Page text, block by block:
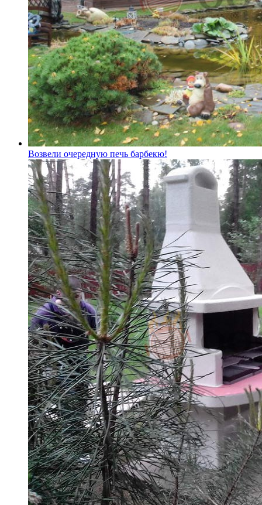
Возвели очередную печь барбекю!